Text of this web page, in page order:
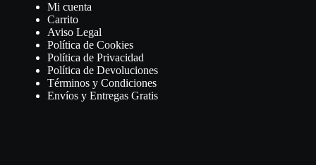
Mi cuenta
Carrito
Aviso Legal
Política de Cookies
Política de Privacidad
Política de Devoluciones
Términos y Condiciones
Envíos y Entregas Gratis